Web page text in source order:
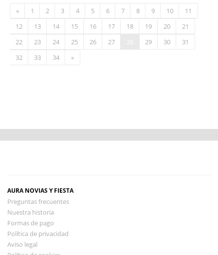
« 1 2 3 4 5 6 7 8 9 10
11
12
13 14 15 16 17 18 19 20
21
22
23 24 25 26 27 29 30
31
32
33 34 »
AURA NOVIAS Y FIESTA
Preguntas frecuentes
Nuestra historia
Formas de pago
Política de privacidad
Aviso legal